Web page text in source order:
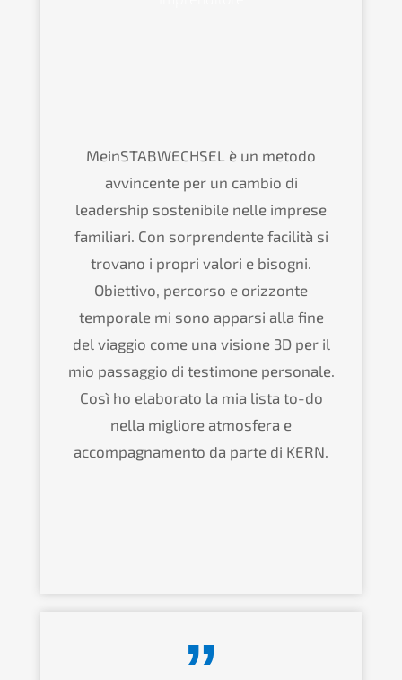
MeinSTABWECHSEL è un metodo
avvincente per un cambio di
leadership sostenibile nelle imprese
familiari. Con sorprendente facilità si
trovano i propri valori e bisogni.
Obiettivo, percorso e orizzonte
temporale mi sono apparsi alla fine
del viaggio come una visione 3D per il
mio passaggio di testimone personale.
Così ho elaborato la mia lista to-do
nella migliore atmosfera e
accompagnamento da parte di KERN.